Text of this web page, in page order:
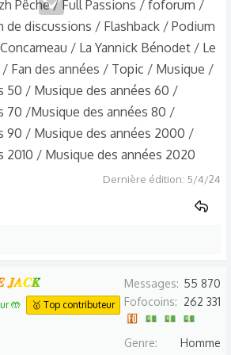
Pêche / Full Passions / foforum /
de discussions / Flashback / Podium
/ La Yannick Bénodet / Le
Fan des années / Topic / Musique /
50 / Musique des années 60 /
70 /Musique des années 80 /
90 / Musique des années 2000 /
2010 / Musique des années 2020
Dernière édition: 5/4/24
𝑱𝑨𝑪𝑲
🤲 🥇 Top contributeur
Messages
55 870
Fofocoins
262 331
Genre Homme